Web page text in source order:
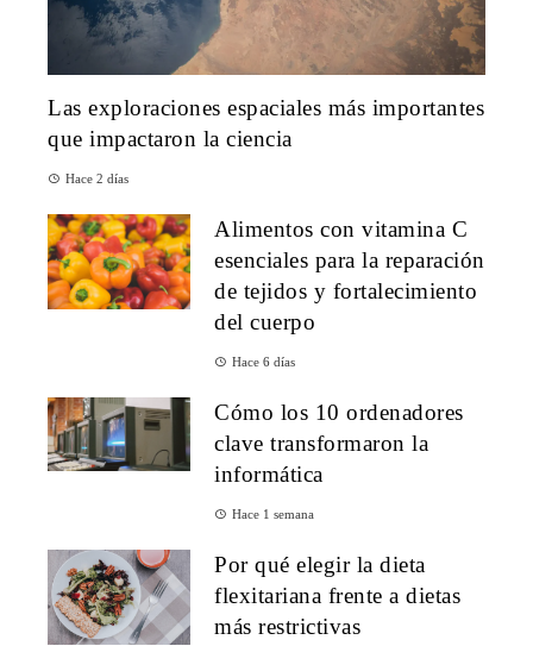
Las exploraciones espaciales más importantes
que impactaron la ciencia
Hace 2 días
Alimentos con vitamina C
esenciales para la reparación
de tejidos y fortalecimiento
del cuerpo
Hace 6 días
Cómo los 10 ordenadores
clave transformaron la
informática
Hace 1 semana
Por qué elegir la dieta
flexitariana frente a dietas
más restrictivas